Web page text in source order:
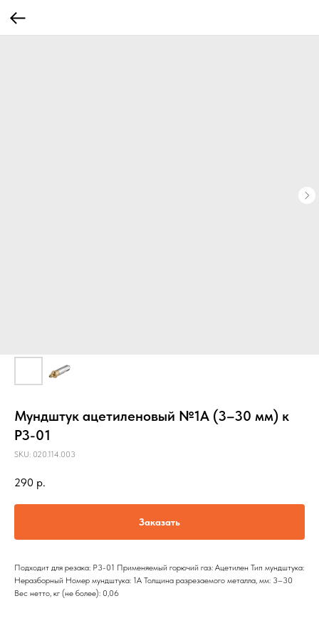
Мундштук ацетиленовый №1А (3–30 мм) к
Р3-01
SKU: 020.114.003
290 р.
Заказать
Подходит для резака: Р3-01 Применяемый горючий газ: Ацетилен Тип мундштука:
Неразборный Номер мундштука: 1А Толщина разрезаемого металла, мм: 3–30
Вес нетто, кг (не более): 0,06